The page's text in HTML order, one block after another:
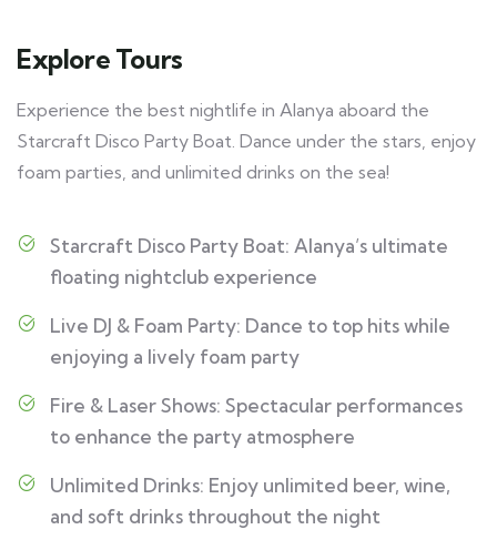
Explore Tours
Experience the best nightlife in Alanya aboard the
Starcraft Disco Party Boat. Dance under the stars, enjoy
foam parties, and unlimited drinks on the sea!
Starcraft Disco Party Boat: Alanya’s ultimate
floating nightclub experience
Live DJ & Foam Party: Dance to top hits while
enjoying a lively foam party
Fire & Laser Shows: Spectacular performances
to enhance the party atmosphere
Unlimited Drinks: Enjoy unlimited beer, wine,
and soft drinks throughout the night